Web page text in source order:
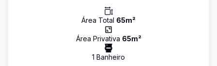
Área Total 65m²
Área Privativa 65m²
1 Banheiro